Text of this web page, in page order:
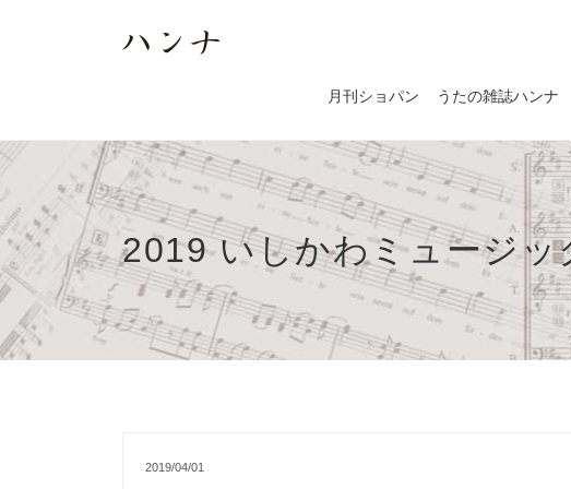
月刊ショパン うたの雑誌ハンナ
2019 いしかわミュージッ
2019/04/01